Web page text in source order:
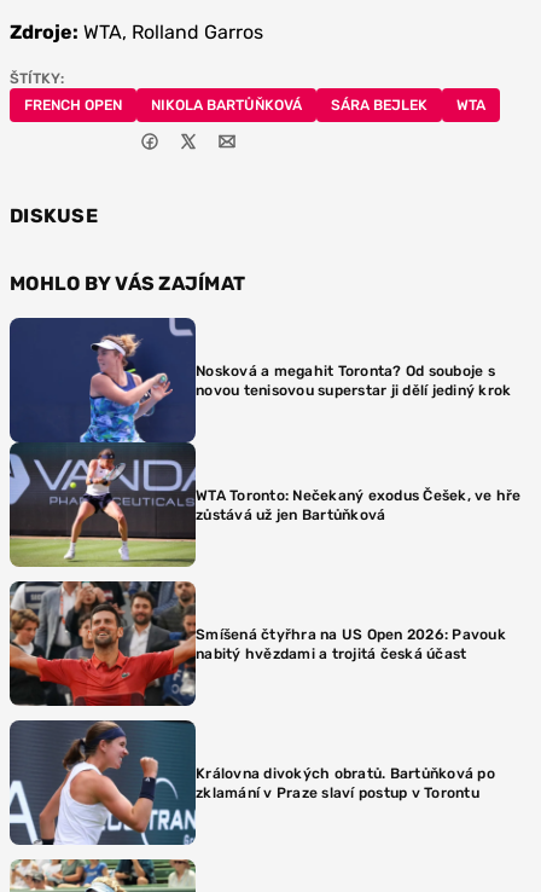
Zdroje: WTA, Rolland Garros
ŠTÍTKY:
FRENCH OPEN
NIKOLA BARTŮŇKOVÁ SÁRA BEJLEK WTA
DISKUSE
MOHLO BY VÁS ZAJÍMAT
Nosková a megahit Toronta? Od souboje s
novou tenisovou superstar ji dělí jediný krok
WTA Toronto: Nečekaný exodus Češek, ve hře
zůstává už jen Bartůňková
Smíšená čtyřhra na US Open 2026: Pavouk
nabitý hvězdami a trojitá česká účast
Královna divokých obratů. Bartůňková po
zklamání v Praze slaví postup v Torontu